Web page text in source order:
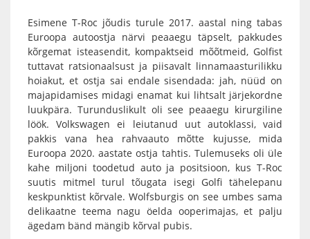
Esimene T-Roc jõudis turule 2017. aastal ning tabas
Euroopa autoostja närvi peaaegu täpselt, pakkudes
kõrgemat isteasendit, kompaktseid mõõtmeid, Golfist
tuttavat ratsionaalsust ja piisavalt linnamaasturilikku
hoiakut, et ostja sai endale sisendada: jah, nüüd on
majapidamises midagi enamat kui lihtsalt järjekordne
luukpära. Turunduslikult oli see peaaegu kirurgiline
löök. Volkswagen ei leiutanud uut autoklassi, vaid
pakkis vana hea rahvaauto mõtte kujusse, mida
Euroopa 2020. aastate ostja tahtis. Tulemuseks oli üle
kahe miljoni toodetud auto ja positsioon, kus T-Roc
suutis mitmel turul tõugata isegi Golfi tähelepanu
keskpunktist kõrvale. Wolfsburgis on see umbes sama
delikaatne teema nagu öelda ooperimajas, et palju
ägedam bänd mängib kõrval pubis.